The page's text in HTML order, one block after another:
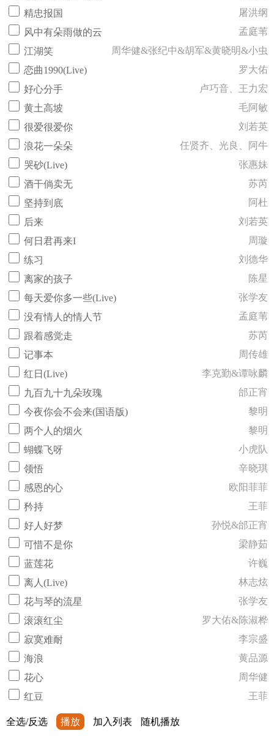
精忠报国
屠洪纲
风中有朵雨做的云
孟庭苇
江湖笑
周华健&张纪中&胡军&黄晓明&小虫
恋曲1990(Live)
罗大佑
好心分手
卢巧音、王力宏
黄土高坡
毛阿敏
很爱很爱你
刘若英
浪花一朵朵
任贤齐、光良、阿牛
哭砂(Live)
张惠妹
酒干倘卖无
苏芮
坚持到底
阿杜
后来
刘若英
何日君再来I
周璇
练习
刘德华
离家的孩子
陈星
每天爱你多一些(Live)
张学友
没有情人的情人节
孟庭苇
跟着感觉走
苏芮
记事本
周传雄
红日(Live)
李克勤&谭咏麟
九百九十九朵玫瑰
邰正宵
今夜你会不会来(国语版)
黎明
两个人的烟火
黎明
蝴蝶飞呀
小虎队
领悟
辛晓琪
感恩的心
欧阳菲菲
矜持
王菲
好人好梦
孙悦&邰正宵
可惜不是你
梁静茹
蓝莲花
许巍
离人(Live)
林志炫
花与琴的流星
张学友
滚滚红尘
罗大佑&陈淑桦
寂寞难耐
李宗盛
海浪
黄品源
花心
周华健
红豆
王菲
全选/反选 播放 加入列表 随机播放